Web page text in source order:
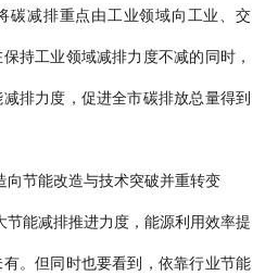
碳减排重点由工业领域向工业、交
持工业领域减排力度不减的同时，
排力度，促进全市碳排放总量得到
向节能改造与技术突破并重转变
节能减排推进力度，能源利用效率提
。但同时也要看到，依靠行业节能